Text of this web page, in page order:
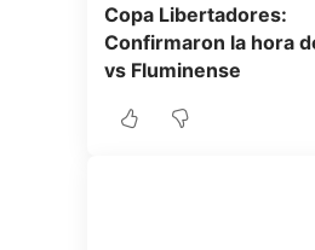
Copa Libertadores:
Confirmaron la hora
vs Fluminense